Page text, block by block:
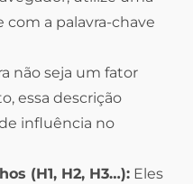
com a palavra-chave
não seja um fator
essa descrição
influência no
(H1, H2, H3…): Eles